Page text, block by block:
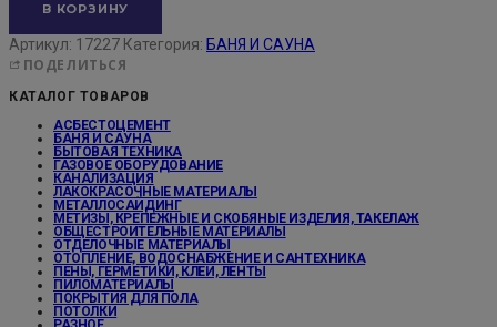
В КОРЗИНУ
Артикул: 17227 Категория: БАНЯ И САУНА
ПОДЕЛИТЬСЯ
КАТАЛОГ ТОВАРОВ
АСБЕСТОЦЕМЕНТ
БАНЯ И САУНА
БЫТОВАЯ ТЕХНИКА
ГАЗОВОЕ ОБОРУДОВАНИЕ
КАНАЛИЗАЦИЯ
ЛАКОКРАСОЧНЫЕ МАТЕРИАЛЫ
МЕТАЛЛОСАЙДИНГ
МЕТИЗЫ, КРЕПЕЖНЫЕ И СКОБЯНЫЕ ИЗДЕЛИЯ, ТАКЕЛАЖ
ОБЩЕСТРОИТЕЛЬНЫЕ МАТЕРИАЛЫ
ОТДЕЛОЧНЫЕ МАТЕРИАЛЫ
ОТОПЛЕНИЕ, ВОДОСНАБЖЕНИЕ И САНТЕХНИКА
ПЕНЫ, ГЕРМЕТИКИ, КЛЕИ, ЛЕНТЫ
ПИЛОМАТЕРИАЛЫ
ПОКРЫТИЯ ДЛЯ ПОЛА
ПОТОЛКИ